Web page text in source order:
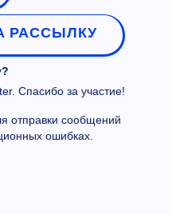
РАССЫЛКУ
Спасибо за участие!
отправки сообщений
ошибках.